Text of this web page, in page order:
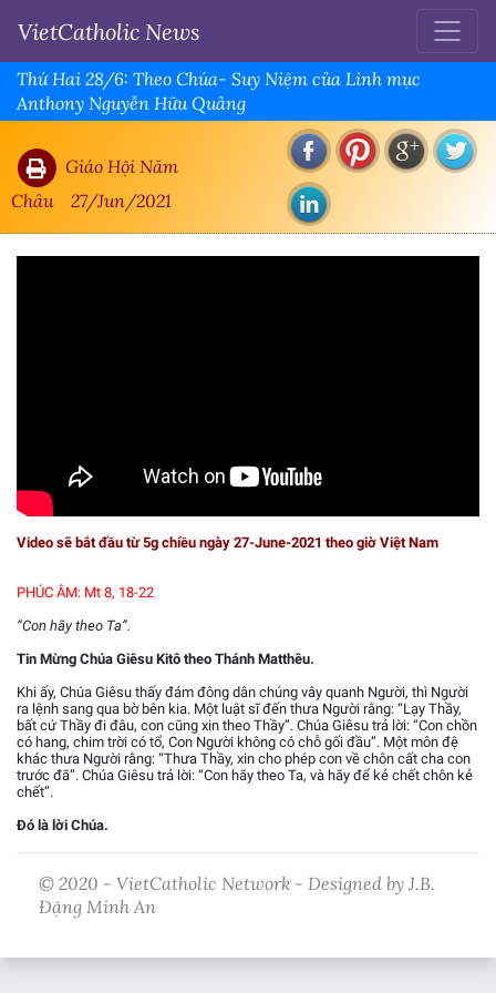
VietCatholic News
Thứ Hai 28/6: Theo Chúa- Suy Niệm của Linh mục
Anthony Nguyễn Hữu Quảng
Giáo Hội Năm
Châu
27/Jun/2021
Video sẽ bắt đầu từ 5g chiều ngày 27-June-2021 theo giờ Việt Nam
PHÚC ÂM: Mt 8, 18-22
“Con hãy theo Ta”.
Tin Mừng Chúa Giêsu Kitô theo Thánh Matthêu.
Khi ấy, Chúa Giêsu thấy đám đông dân chúng vây quanh Người, thì Người
ra lệnh sang qua bờ bên kia. Một luật sĩ đến thưa Người rằng: “Lạy Thầy,
bất cứ Thầy đi đâu, con cũng xin theo Thầy”. Chúa Giêsu trả lời: “Con chồn
có hang, chim trời có tổ, Con Người không có chỗ gối đầu”. Một môn đệ
khác thưa Người rằng: “Thưa Thầy, xin cho phép con về chôn cất cha con
trước đã”. Chúa Giêsu trả lời: “Con hãy theo Ta, và hãy để kẻ chết chôn kẻ
chết”.
Đó là lời Chúa.
© 2020 - VietCatholic Network - Designed by J.B.
Đặng Minh An